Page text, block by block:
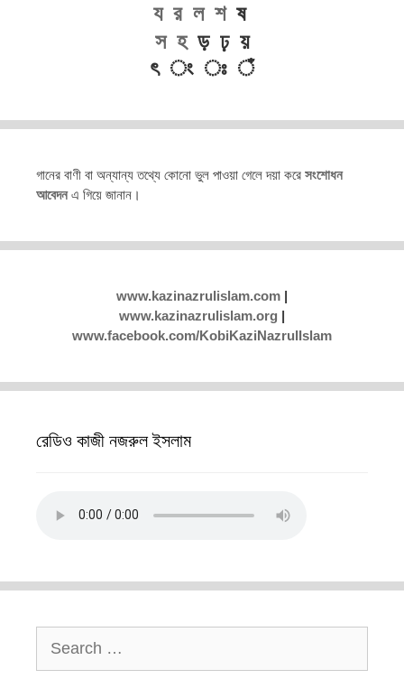
য র ল শষ
স হড় ঢ় য়
ৎ ং ঃ ঁ
গানের বাণী বা অন্যান্য তথ্যে কোনো ভুল পাওয়া গেলে দয়া করে সংশোধন
আবেদনএ গিয়ে জানান।
www.kazinazrulislam.com |
www.kazinazrulislam.org |
www.facebook.com/KobiKaziNazrulIslam
রেডিও কাজী নজরুল ইসলাম
for: